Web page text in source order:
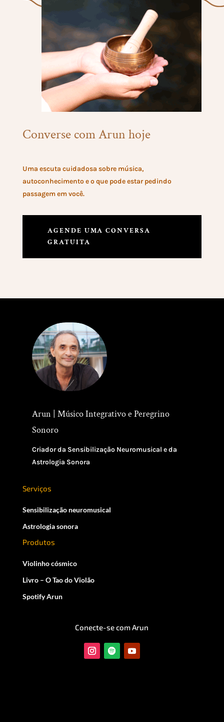
Converse com Arun hoje
Uma escuta cuidadosa sobre música,
autoconhecimento e o que pode estar pedindo
passagem em você.
AGENDE UMA CONVERSA
GRATUITA
Arun | Músico Integrativo e Peregrino
Sonoro
Criador da Sensibilização Neuromusical e da
Astrologia Sonora
Serviços
Sensibilização neuromusical
Astrologia sonora
Produtos
Violinho cósmico
Livro – O Tao do Violão
Spotify Arun
Conecte-se com Arun